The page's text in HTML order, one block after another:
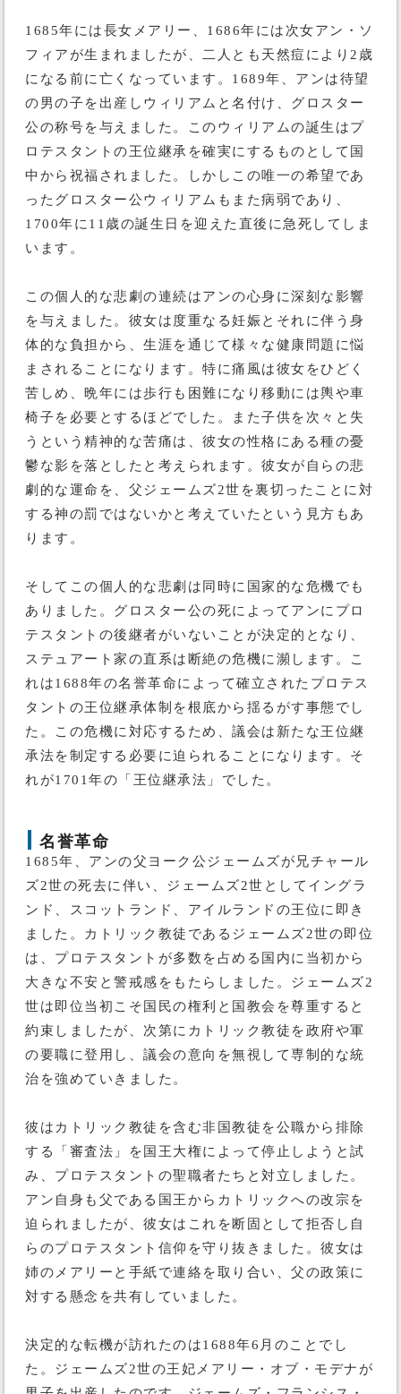
1685年には長女メアリー、1686年には次女アン・ソ
フィアが生まれましたが、二人とも天然痘により2歳
になる前に亡くなっています。1689年、アンは待望
の男の子を出産しウィリアムと名付け、グロスター
公の称号を与えました。このウィリアムの誕生はプ
ロテスタントの王位継承を確実にするものとして国
中から祝福されました。しかしこの唯一の希望であ
ったグロスター公ウィリアムもまた病弱であり、
1700年に11歳の誕生日を迎えた直後に急死してしま
います。
この個人的な悲劇の連続はアンの心身に深刻な影響
を与えました。彼女は度重なる妊娠とそれに伴う身
体的な負担から、生涯を通じて様々な健康問題に悩
まされることになります。特に痛風は彼女をひどく
苦しめ、晩年には歩行も困難になり移動には輿や車
椅子を必要とするほどでした。また子供を次々と失
うという精神的な苦痛は、彼女の性格にある種の憂
鬱な影を落としたと考えられます。彼女が自らの悲
劇的な運命を、父ジェームズ2世を裏切ったことに対
する神の罰ではないかと考えていたという見方もあ
ります。
そしてこの個人的な悲劇は同時に国家的な危機でも
ありました。グロスター公の死によってアンにプロ
テスタントの後継者がいないことが決定的となり、
ステュアート家の直系は断絶の危機に瀕します。こ
れは1688年の名誉革命によって確立されたプロテス
タントの王位継承体制を根底から揺るがす事態でし
た。この危機に対応するため、議会は新たな王位継
承法を制定する必要に迫られることになります。そ
れが1701年の「王位継承法」でした。
名誉革命
1685年、アンの父ヨーク公ジェームズが兄チャール
ズ2世の死去に伴い、ジェームズ2世としてイングラ
ンド、スコットランド、アイルランドの王位に即き
ました。カトリック教徒であるジェームズ2世の即位
は、プロテスタントが多数を占める国内に当初から
大きな不安と警戒感をもたらしました。ジェームズ2
世は即位当初こそ国民の権利と国教会を尊重すると
約束しましたが、次第にカトリック教徒を政府や軍
の要職に登用し、議会の意向を無視して専制的な統
治を強めていきました。
彼はカトリック教徒を含む非国教徒を公職から排除
する「審査法」を国王大権によって停止しようと試
み、プロテスタントの聖職者たちと対立しました。
アン自身も父である国王からカトリックへの改宗を
迫られましたが、彼女はこれを断固として拒否し自
らのプロテスタント信仰を守り抜きました。彼女は
姉のメアリーと手紙で連絡を取り合い、父の政策に
対する懸念を共有していました。
決定的な転機が訪れたのは1688年6月のことでし
た。ジェームズ2世の王妃メアリー・オブ・モデナが